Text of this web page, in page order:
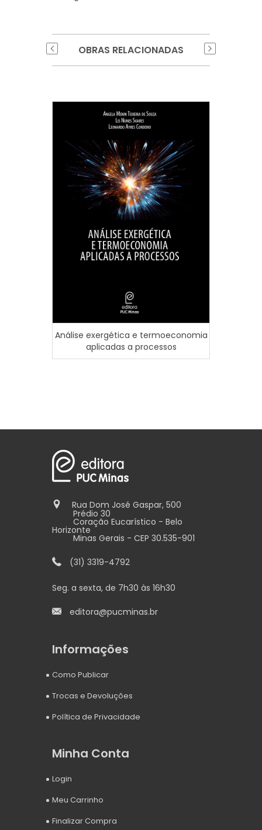
OBRAS RELACIONADAS
Análise exergética e termoeconomia
aplicadas a processos
Rua Dom José Gaspar, 500
Prédio 30
Coração Eucarístico - Belo
Horizonte
Minas Gerais - CEP 30.535-901
(31) 3319-4792
Seg. a sexta, de 7h30 às 16h30
editora@pucminas.br
Informações
Como Publicar
Trocas e Devoluções
Política de Privacidade
Minha Conta
Login
Meu Carrinho
Finalizar Compra